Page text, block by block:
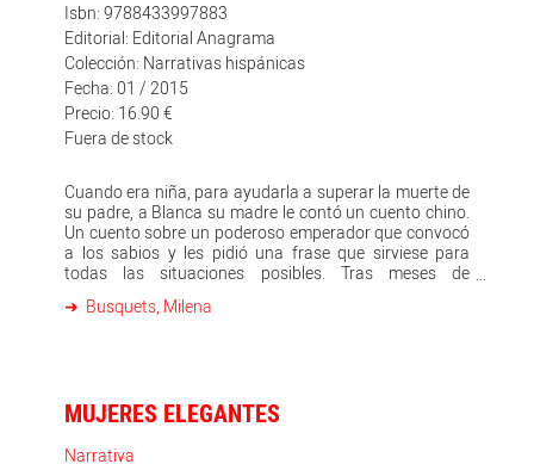
Isbn: 9788433997883
Editorial: Editorial Anagrama
Colección: Narrativas hispánicas
Fecha: 01 / 2015
Precio: 16.90 €
Fuera de stock
Cuando era niña, para ayudarla a superar la muerte de
su padre, a Blanca su madre le contó un cuento chino.
Un cuento sobre un poderoso emperador que convocó
a los sabios y les pidió una frase que sirviese para
todas las situaciones posibles. Tras meses de
emperador con una propuesta: «También esto pasará.»
del desgarro de la ausencia. Pero frente a este dolor
cobra fuerza la reafirmación de la vida a través del
Busquets, Milena
MUJERES ELEGANTES
Narrativa